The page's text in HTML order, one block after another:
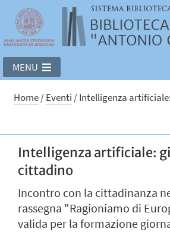
MENU
Home/Eventi /Intelligenza
Intelligenza artificiale:
cittadino
Incontro con la cittadinanza
rassegna "Ragioniamo di
valida per la formazione